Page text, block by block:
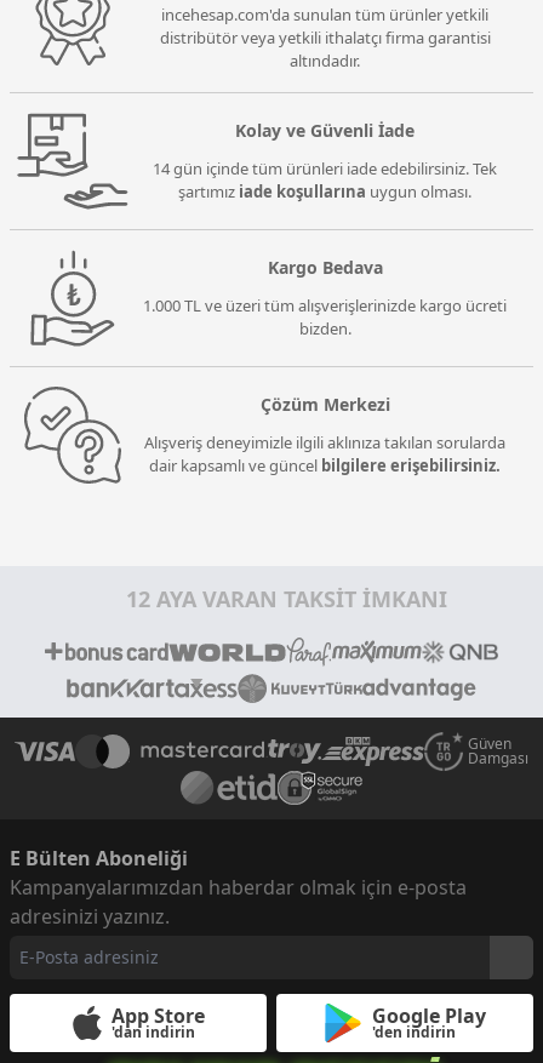
incehesap.com'da sunulan tüm ürünler yetkili
distribütör veya yetkili ithalatçı firma garantisi
altındadır.
Kolay ve Güvenli İade
14 gün içinde tüm ürünleri iade edebilirsiniz. Tek
şartımız iade koşullarına uygun olması.
Kargo Bedava
1.000 TL ve üzeri tüm alışverişlerinizde kargo ücreti
bizden.
Çözüm Merkezi
Alışveriş deneyimizle ilgili aklınıza takılan sorularda
dair kapsamlı ve güncel bilgilere erişebilirsiniz.
12 AYA VARAN TAKSİT İMKANI
Güven
Damgası
E Bülten Aboneliği
Kampanyalarımızdan haberdar olmak için e-posta
adresinizi yazınız.
App Store
'dan indirin
Google Play
'den indirin